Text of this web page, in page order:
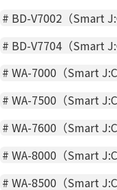
# BD-V7002（Smart
# BD-V7704（Smart
#WA-7000（Smart
#WA-7500（Smart
#WA-7600（Smart
#WA-8000（Smart
#WA-8500（Smart